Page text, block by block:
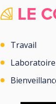
LE
Travail
Laboratoire